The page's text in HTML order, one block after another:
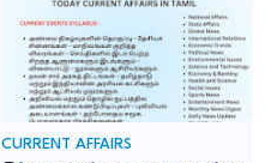
CURRENT AFFAIRS